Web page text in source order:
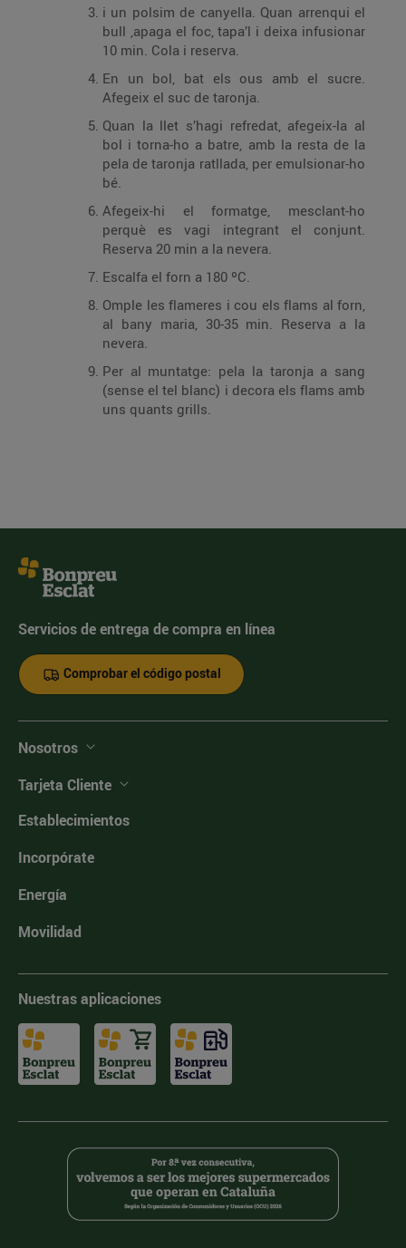
i un polsim de canyella. Quan arrenqui el
bull ,apaga el foc, tapa’l i deixa infusionar
10 min. Cola i reserva.
En un bol, bat els ous amb el sucre.
Afegeix el suc de taronja.
Quan la llet s’hagi refredat, afegeix-la al
bol i torna-ho a batre, amb la resta de la
pela de taronja ratllada, per emulsionar-ho
bé.
Afegeix-hi el formatge, mesclant-ho
perquè es vagi integrant el conjunt.
Reserva 20 min a la nevera.
Escalfa el forn a 180 ºC.
Omple les flameres i cou els flams al forn,
al bany maria, 30-35 min. Reserva a la
nevera.
Per al muntatge: pela la taronja a sang
(sense el tel blanc) i decora els flams amb
uns quants grills.
Servicios de entrega de compra en línea
Comprobar el código postal
Nosotros
Tarjeta Cliente
Establecimientos
Incorpórate
Energía
Movilidad
Nuestras aplicaciones